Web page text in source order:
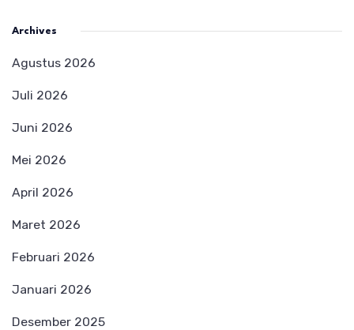
Archives
Agustus 2026
Juli 2026
Juni 2026
Mei 2026
April 2026
Maret 2026
Februari 2026
Januari 2026
Desember 2025